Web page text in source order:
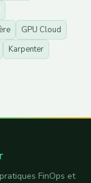
GPU Cloud
Karpenter
FinOps et